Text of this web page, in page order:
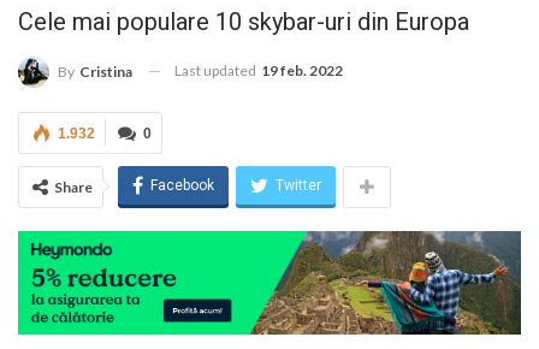
Cele mai populare 10 skybar-uri din Europa
By Cristina Last updated 19 feb. 2022
0
1.932
Share Facebook Twitter